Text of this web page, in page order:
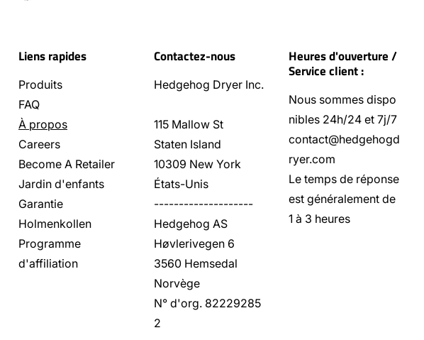
Liens rapides
Produits
FAQ
À propos
Careers
Become A Retailer
Jardin d'enfants
Garantie
Holmenkollen
Programme
d'affiliation
Contactez-nous
Hedgehog Dryer Inc.
115 Mallow St
Staten Island
10309 New York
États-Unis
--------------------
Hedgehog AS
Høvlerivegen 6
3560 Hemsedal
Norvège
N° d'org. 82229285
2
Heures d'ouverture /
Service client :
Nous sommes dispo
nibles 24h/24 et 7j/7
contact@hedgehogd
ryer.com
Le temps de réponse
est généralement de
1 à 3 heures